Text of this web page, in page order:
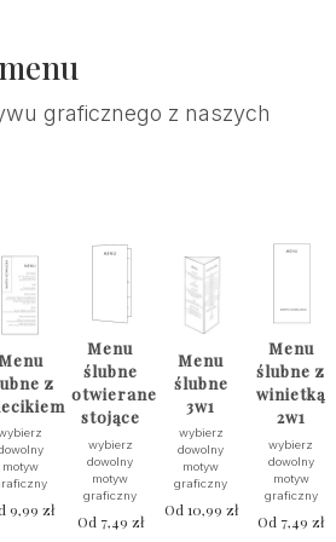
graficznego z naszych
z
motyw
9,99 zł
Menu
ślubne
otwierane
stojące
wybierz
dowolny
motyw
graficzny
Od 7,49 zł
Menu
ślubne
3w1
wybierz
dowolny
motyw
graficzny
Od 10,99 zł
Menu
ślubne z
winietką
2w1
wybierz
dowolny
motyw
graficzny
Od 7,49zł